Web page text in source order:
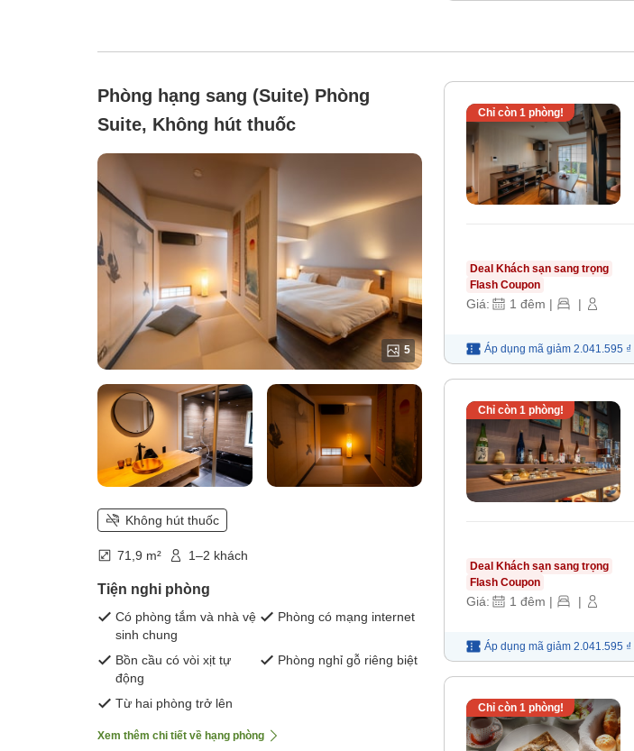
Phòng hạng sang (Suite) Phòng
Suite, Không hút thuốc
5
Không hút thuốc
71,9 m² 1–2 khách
Tiện nghi phòng
Có phòng tắm và nhà vệ
sinh chung
Phòng có mạng internet
Bồn cầu có vòi xịt tự
động
Phòng nghỉ gỗ riêng biệt
Từ hai phòng trở lên
Xem thêm chi tiết về hạng phòng
Chỉ còn 1 phòng!
Deal Khách sạn sang trọng
Flash Coupon
Giá: 1 đêm | |
Áp dụng mã giảm 2.041.595 ₫
Chỉ còn 1 phòng!
Deal Khách sạn sang trọng
Flash Coupon
Giá: 1 đêm | |
Áp dụng mã giảm 2.041.595 ₫
Chỉ còn 1 phòng!